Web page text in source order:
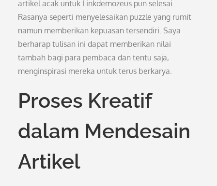
artikel acak untuk Linkdemozeus pun selesai.
Rasanya seperti menyelesaikan puzzle yang rumit
namun memberikan kepuasan tersendiri. Saya
berharap tulisan ini dapat memberikan nilai
tambah bagi para pembaca dan tentu saja,
menginspirasi mereka untuk terus berkarya.
Proses Kreatif
dalam Mendesain
Artikel